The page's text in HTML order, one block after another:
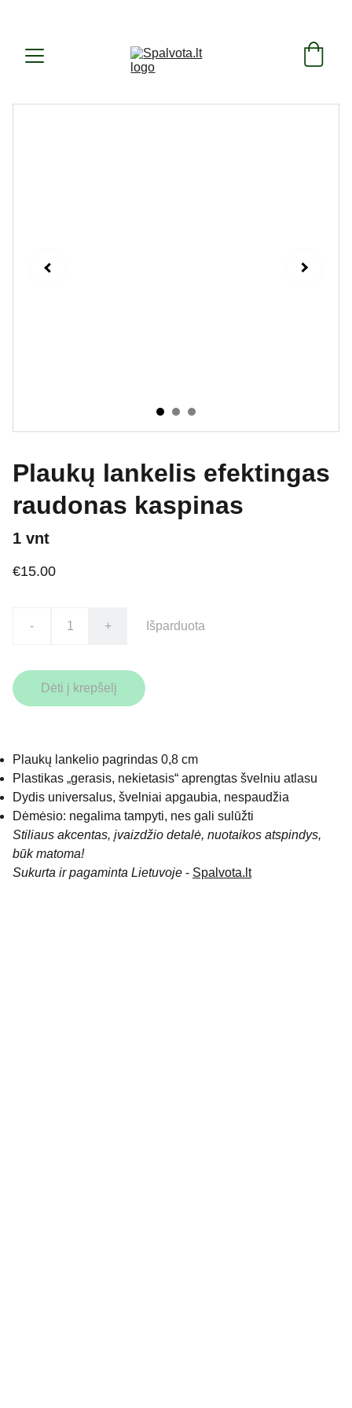
Plaukų lankelis efektingas
raudonas kaspinas
1 vnt
€15.00
- + Išparduota
Dėti į krepšelį
Plaukų lankelio pagrindas 0,8 cm
Plastikas „gerasis, nekietasis“ aprengtas švelniu atlasu
Dydis universalus, švelniai apgaubia, nespaudžia
Dėmėsio: negalima tampyti, nes gali sulūžti
Stiliaus akcentas, įvaizdžio detalė, nuotaikos atspindys,
būk matoma!
Sukurta ir pagaminta Lietuvoje - Spalvota.lt